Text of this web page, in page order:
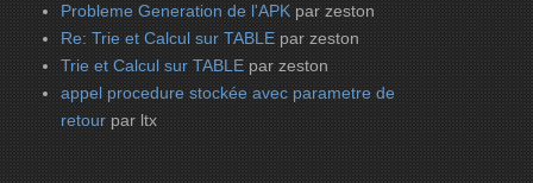
Probleme Generation de l'APK par zeston
Re: Trie et Calcul sur TABLE par zeston
Trie et Calcul sur TABLE par zeston
appel procedure stockée avec parametre de
retour par ltx